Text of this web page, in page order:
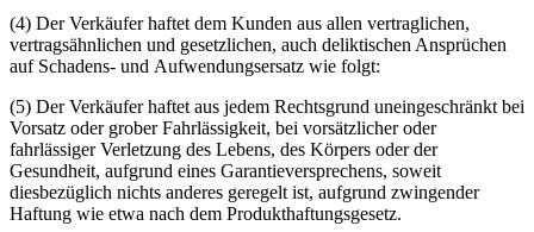
(4) Der Verkäufer haftet dem Kunden aus allen vertraglichen,
vertragsähnlichen und gesetzlichen, auch deliktischen Ansprüchen
auf Schadens- und Aufwendungsersatz wie folgt:
(5) Der Verkäufer haftet aus jedem Rechtsgrund uneingeschränkt bei
Vorsatz oder grober Fahrlässigkeit, bei vorsätzlicher oder
fahrlässiger Verletzung des Lebens, des Körpers oder der
Gesundheit, aufgrund eines Garantieversprechens, soweit
diesbezüglich nichts anderes geregelt ist, aufgrund zwingender
Haftung wie etwa nach dem Produkthaftungsgesetz.